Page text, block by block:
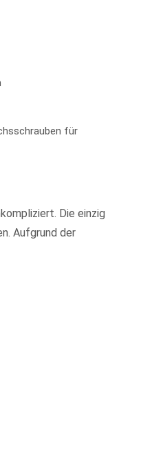
für
Die einzig
Aufgrund der